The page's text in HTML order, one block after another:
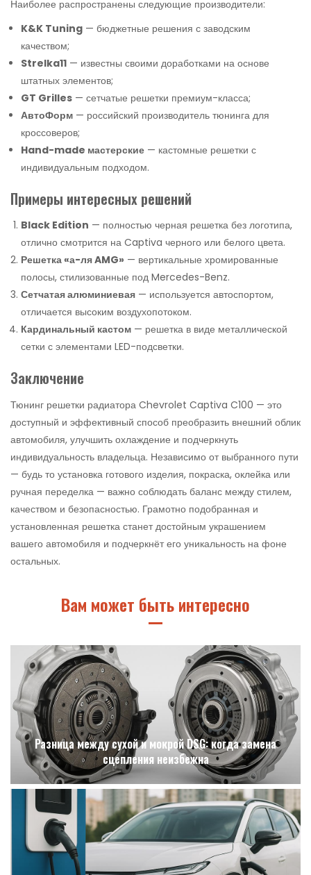
Наиболее распространены следующие производители:
K&K Tuning — бюджетные решения с заводским
качеством;
Strelka11 — известны своими доработками на основе
штатных элементов;
GT Grilles — сетчатые решетки премиум-класса;
АвтоФорм — российский производитель тюнинга для
кроссоверов;
Hand-made мастерские — кастомные решетки с
индивидуальным подходом.
Примеры интересных решений
Black Edition — полностью черная решетка без логотипа,
отлично смотрится на Captiva черного или белого цвета.
Решетка «а-ля AMG» — вертикальные хромированные
полосы, стилизованные под Mercedes-Benz.
Сетчатая алюминиевая — используется автоспортом,
отличается высоким воздухопотоком.
Кардинальный кастом — решетка в виде металлической
сетки с элементами LED-подсветки.
Заключение
Тюнинг решетки радиатора Chevrolet Captiva C100 — это
доступный и эффективный способ преобразить внешний облик
автомобиля, улучшить охлаждение и подчеркнуть
индивидуальность владельца. Независимо от выбранного пути
— будь то установка готового изделия, покраска, оклейка или
ручная переделка — важно соблюдать баланс между стилем,
качеством и безопасностью. Грамотно подобранная и
установленная решетка станет достойным украшением
вашего автомобиля и подчеркнёт его уникальность на фоне
остальных.
Вам может быть интересно
Разница между сухой и мокрой DSG: когда замена
сцепления неизбежна